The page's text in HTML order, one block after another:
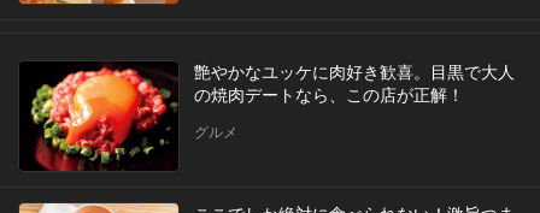
艶やかなユッケに肉好き歓喜。目黒で大人
の焼肉デートなら、この店が正解！
グルメ